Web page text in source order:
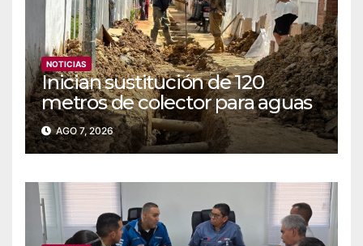
NOTICIAS
Inician sustitución de 120
metros de colector para aguas
servidas en Coche
AGO 7, 2026